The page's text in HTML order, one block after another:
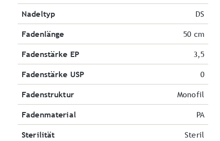
Nadeltyp DS
Fadenlänge 50 cm
Fadenstärke EP 3,5
Fadenstärke USP 0
Fadenstruktur Monofil
Fadenmaterial PA
Sterilität Steril